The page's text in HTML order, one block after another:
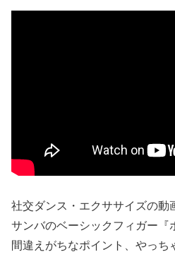
社交ダンス・エクササイズの動
サンバのベーシックフィガー『
間違えがちなポイント、やっち